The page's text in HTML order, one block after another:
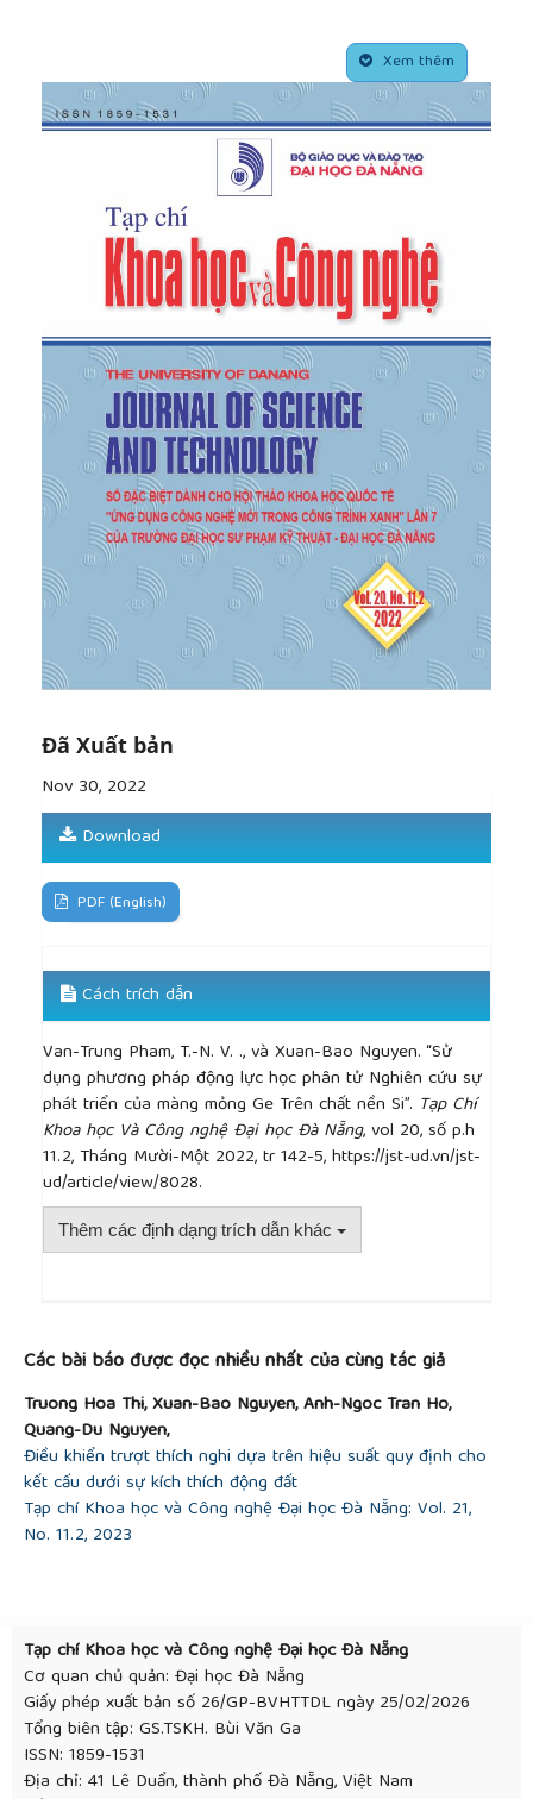
molecular dynamics model for the Coulomb
Nuclear Instruments and Methods in
Physics Research Section B: Beam Interactions
with Materials and Atoms, 228(1-4), 2005, 330-336.
[5]Pham A. V., Fang T. H., Nguyen V. T., & Chen T.
H., “Investigating the structures and residual stress
of Cux (FeAlCr) 100− x film on Ni substrate using
molecular dynamics”,
Communications, 31, 2022. 103378.
[6]
Ethier S., & Lewis L. J., “Epitaxial growth of Si1−
xGex on Si (100) 2× 1: A molecular-dynamics study”,
Journal of materials research
, 7(10), 1992, 2817-
2827.
[9]Pham V. T., & Fang T. H., “Pile-up and heat
effect on the mechanical response of SiGe on Si
(0 0 1) substrate during nanoscratching and
nanoindentation using molecular dynamics”,
Computational Materials Science, 174, 2020,
109465.
Liu F., Wu F., & Lagally M. G., “Effect of strain
on structure and morphology of ultrathin Ge films
on Si (001)”, Chemical reviews
, 97(4), 1997, 1045-
1062.
[11]Pham V. T., & Fang T. H., “Influences of grain
mechanical characteristics of Si100-xGex alloys
Semiconductor Processing
[12]Pham, V. T., & Fang, T. H., “Interfacial mechanics
and shear deformation of indented germanium on
silicon (001) using molecular dynamics”,Vacuum,
173, 2020, 109184.
[13]Tersoff J. J. P. R. B., “Modeling solid-state
multicomponent systems”,Physical Review B, 39(8),
1989, 5566.
[14]Plimpton S., “Fast parallel algorithms for short-
range molecular dynamics”,Journal of
computational physics, 117(1), 1995, 1-19.
[15] Stukowski A., “Visualization and analysis of
atomistic simulation data with OVITO–the Open
Visualization Tool”,Modelling and Simulation in
Materials Science and Engineering
015012.
[16]Gilmer G. H., & Bakker A. F., “Molecular
Copel M., & Ross F. M., “Growth kinetics of Ge
islands during Ga-surfactant-mediated ultrahigh
vacuum chemical vapor deposition on Si (001)”,
Physical Review B
, 70(19), 2004, 195306.
[18]Schneider M., Schuller I. K., & Rahman A.,
“Epitaxial growth of silicon: A molecular-dynamics
simulation”,Physical Review B, 36(2), 1987, 1340.
Xem thêm
Đã Xuất bản
Nov 30, 2022
Download
PDF (English)
Cách trích dẫn
Van-Trung Pham, T.-N. V. ., và Xuan-Bao Nguyen. “Sử
dụng phương pháp động lực học phân tử Nghiên cứu sự
phát triển của màng mỏng Ge Trên chất nền Si”. Tạp Chí
Khoa học Và Công nghệ Đại học Đà Nẵng, vol 20, số p.h
11.2, Tháng Mười-Một 2022, tr 142-5, https://jst-ud.vn/jst-
ud/article/view/8028.
Thêm các định dạng trích dẫn khác
Các bài báo được đọc nhiều nhất của cùng tác giả
Truong Hoa Thi, Xuan-Bao Nguyen, Anh-Ngoc Tran Ho,
Quang-Du Nguyen,
Điều khiển trượt thích nghi dựa trên hiệu suất quy định cho
kết cấu dưới sự kích thích động đất
Tạp chí Khoa học và Công nghệ Đại học Đà Nẵng: Vol. 21,
No. 11.2, 2023
Tạp chí Khoa học và Công nghệ Đại học Đà Nẵng
Cơ quan chủ quản: Đại học Đà Nẵng
Giấy phép xuất bản số 26/GP-BVHTTDL ngày 25/02/2026
Tổng biên tập: GS.TSKH. Bùi Văn Ga
ISSN: 1859-1531
Địa chỉ: 41 Lê Duẩn, thành phố Đà Nẵng, Việt Nam